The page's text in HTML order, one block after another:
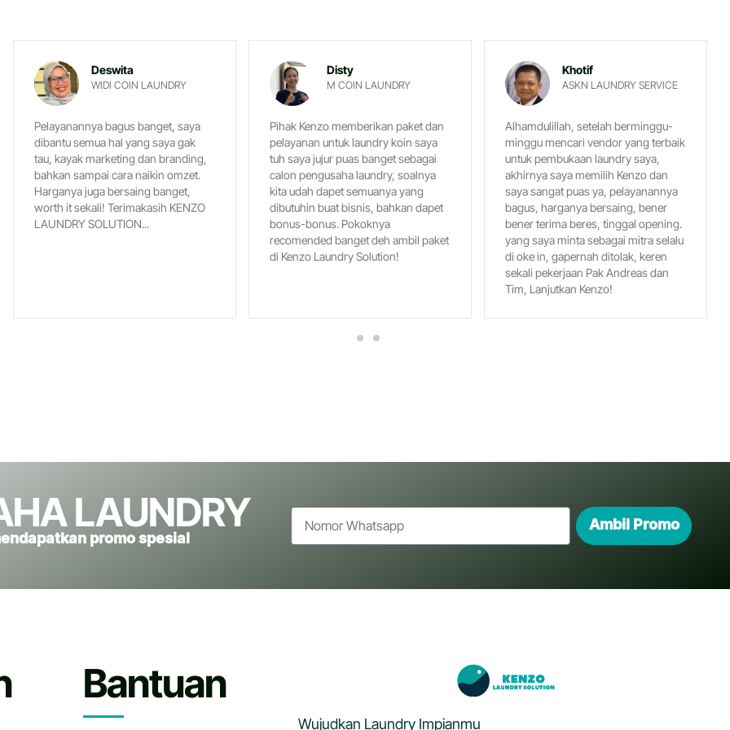
Deswita
WIDI COIN LAUNDRY
Pelayanannya bagus banget, saya
dibantu semua hal yang saya gak
tau, kayak marketing dan branding,
bahkan sampai cara naikin omzet.
Harganya juga bersaing banget,
worth it sekali! Terimakasih KENZO
LAUNDRY SOLUTION...
Disty
M COIN LAUNDRY
Pihak Kenzo memberikan paket dan
pelayanan untuk laundry koin saya
tuh saya jujur puas banget sebagai
calon pengusaha laundry, soalnya
kita udah dapet semuanya yang
dibutuhin buat bisnis, bahkan dapet
bonus-bonus. Pokoknya
recomended banget deh ambil paket
di Kenzo Laundry Solution!
Khotif
ASKN LAUNDRY SERVICE
Alhamdulillah, setelah berminggu-
minggu mencari vendor yang terbaik
untuk pembukaan laundry saya,
akhirnya saya memilih Kenzo dan
saya sangat puas ya, pelayanannya
bagus, harganya bersaing, bener
bener terima beres, tinggal opening.
yang saya minta sebagai mitra selalu
di oke in, gapernah ditolak, keren
sekali pekerjaan Pak Andreas dan
Tim, Lanjutkan Kenzo!
LAUNDRY
promo spesial
Ambil Promo
Bantuan
Wujudkan Laundry Impianmu